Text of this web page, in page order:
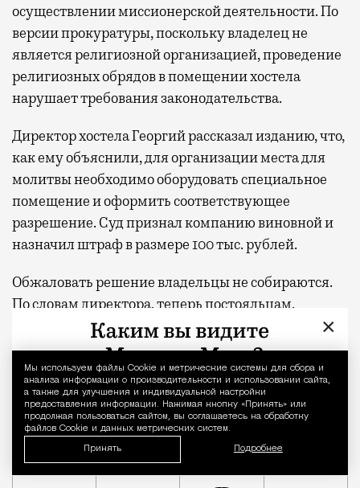
Уведомление
Мы используем файлы Сookie и метрические системы для сбора и
анализа информации о производительности и использовании сайта,
а также для улучшения и индивидуальной настройки
предоставления информации. Нажимая кнопку «Принять» или
продолжая пользоваться сайтом, вы соглашаетесь на обработку
файлов Cookie и данных метрических систем.
Принять Подробнее
осуществлении миссионерской деятельности. По
версии прокуратуры, поскольку владелец не
является религиозной организацией, проведение
религиозных обрядов в помещении хостела
нарушает требования законодательства.
Директор хостела Георгий рассказал изданию, что,
как ему объяснили, для организации места для
молитвы необходимо оборудовать специальное
помещение и оформить соответствующее
разрешение. Суд признал компанию виновной и
назначил штраф в размере 100 тыс. рублей.
Обжаловать решение владельцы не собираются.
По словам директора, теперь постояльцам,
которые хотят совершить намаз, рекомендуют
пользоваться ближайшей мечетью.
Владельцев хостела «Алмаз» в Южном Бутово
×